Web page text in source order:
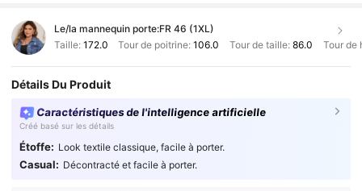
Le/la mannequin porte:FR 46 (1XL)
Taille: 172.0 Tour de poitrine:106.0 Tour de taille: 86.0 Tour de
Détails Du Produit
Caractéristiques de l'intelligence artificielle
Créé basé sur les détails
Étoffe: Look textile classique, facile à porter.
Casual: Décontracté et facile à porter.